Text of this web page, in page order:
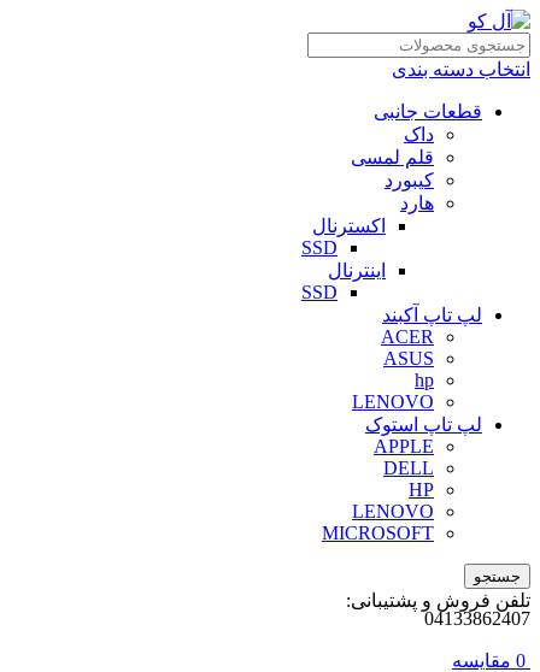
انتخاب دسته بندی
قطعات جانبی
داک
قلم لمسی
کیبورد
هارد
اکسترنال
SSD
اینترنال
SSD
لپ تاپ آکبند
ACER
ASUS
hp
LENOVO
لپ تاپ استوک
APPLE
DELL
HP
LENOVO
MICROSOFT
جستجو
تلفن فروش و پشتیبانی:
04133862407
0 مقايسه